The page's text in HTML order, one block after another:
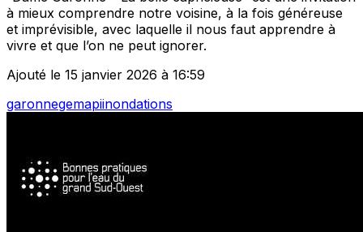
à mieux comprendre notre voisine, à la fois généreuse
et imprévisible, avec laquelle il nous faut apprendre à
vivre et que l’on ne peut ignorer.
Ajouté le 15 janvier 2026 à 16:59
garonnegemapiinondations